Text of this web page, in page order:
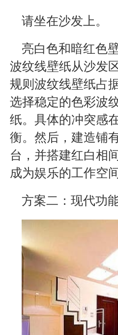
请坐在沙发上。
亮白色和暗红色
波纹线壁纸从沙发
规则波纹线壁纸占
选择稳定的色彩波
纸。具体的冲突感
衡。然后，建造铺
台，并搭建红白相
成为娱乐的工作空间
方案二：现代功